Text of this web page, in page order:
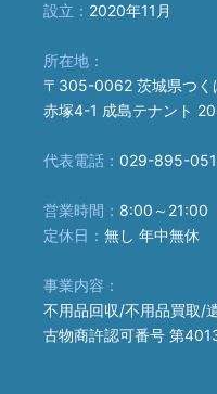
設立： 2020年11月
所在地：
〒305-0062 茨城県つく
赤塚4-1 成島テナント
代表電話： 029-895-
営業時間： 8:00～21:00
定休日： 無し 年中無休
事業内容：
不用品回収/不用品買取/
古物商許認可番号 第